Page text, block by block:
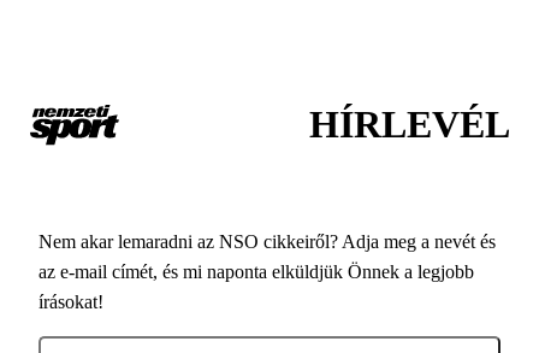
HÍRLEVÉL
Nem akar lemaradni az NSO cikkeiről? Adja meg a nevét és
az e-mail címét, és mi naponta elküldjük Önnek a legjobb
írásokat!